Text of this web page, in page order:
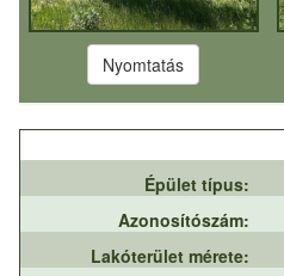
Nyomtatás
Épület típus:
Azonosítószám:
Lakóterület mérete: